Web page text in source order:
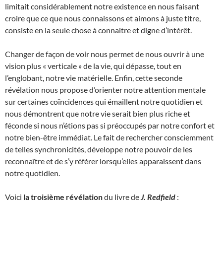
limitait considérablement notre existence en nous faisant
croire que ce que nous connaissons et aimons à juste titre,
consiste en la seule chose à connaitre et digne d’intérêt.
Changer de façon de voir nous permet de nous ouvrir à une
vision plus « verticale » de la vie, qui dépasse, tout en
l’englobant, notre vie matérielle. Enfin, cette seconde
révélation nous propose d’orienter notre attention mentale
sur certaines coïncidences qui émaillent notre quotidien et
nous démontrent que notre vie serait bien plus riche et
féconde si nous n’étions pas si préoccupés par notre confort et
notre bien-être immédiat. Le fait de rechercher consciemment
de telles synchronicités, développe notre pouvoir de les
reconnaître et de s’y référer lorsqu’elles apparaissent dans
notre quotidien.
Voici la troisième révélationdu livre de J. Redfield :